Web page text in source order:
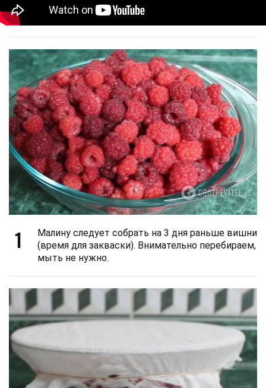
1
Малину следует собрать на 3 дня раньше вишни
(время для закваски). Внимательно перебираем,
мыть не нужно.